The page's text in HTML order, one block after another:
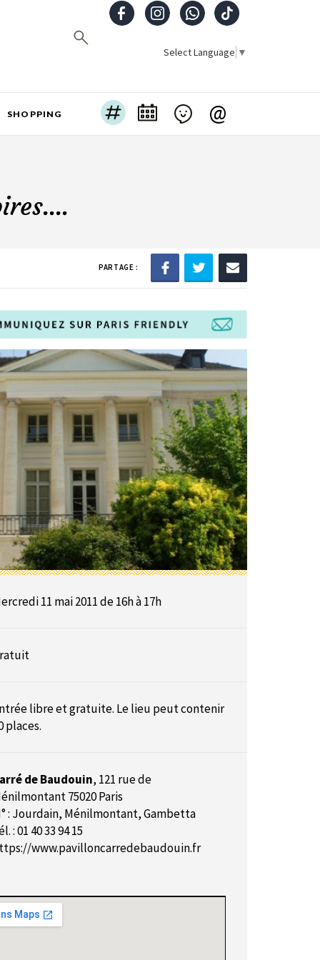
Select Language ▼
SHOPPING @
PARTAGE :
11 mai 2011 de 16h à 17h
libre et gratuite. Le lieu peut contenir
places.
de Baudouin, 121 rue de
75020 Paris
: Jourdain, Ménilmontant, Gambetta
: 01 40 33 94 15
www.pavilloncarredebaudouin.fr